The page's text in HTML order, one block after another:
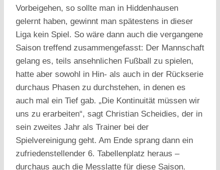
Vorbeigehen, so sollte man in Hiddenhausen
gelernt haben, gewinnt man spätestens in dieser
Liga kein Spiel. So wäre dann auch die vergangene
Saison treffend zusammengefasst: Der Mannschaft
gelang es, teils ansehnlichen Fußball zu spielen,
hatte aber sowohl in Hin- als auch in der Rückserie
durchaus Phasen zu durchstehen, in denen es
auch mal ein Tief gab. „Die Kontinuität müssen wir
uns zu erarbeiten“, sagt Christian Scheidies, der in
sein zweites Jahr als Trainer bei der
Spielvereinigung geht. Am Ende sprang dann ein
zufriedenstellender 6. Tabellenplatz heraus –
durchaus auch die Messlatte für diese Saison.